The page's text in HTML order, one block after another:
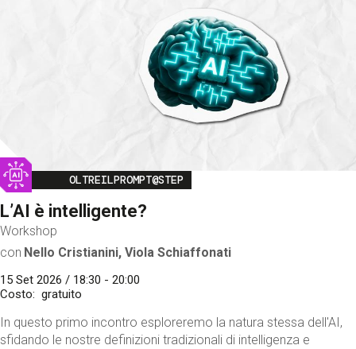
Image
OLTREILPROMPT@STEP
L’AI è intelligente?
Workshop
con Nello Cristianini, Viola Schiaffonati
15 Set 2026 / 18:30 - 20:00
Costo
gratuito
In questo primo incontro esploreremo la natura stessa dell'AI,
sfidando le nostre definizioni tradizionali di intelligenza e